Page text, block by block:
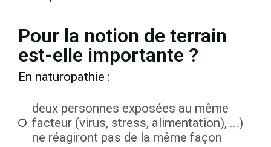
Pour la notion de terrain
est-elle importante ?
En naturopathie :
deux personnes exposées au même
facteur (virus, stress, alimentation), ...)
ne réagiront pas de la même façon